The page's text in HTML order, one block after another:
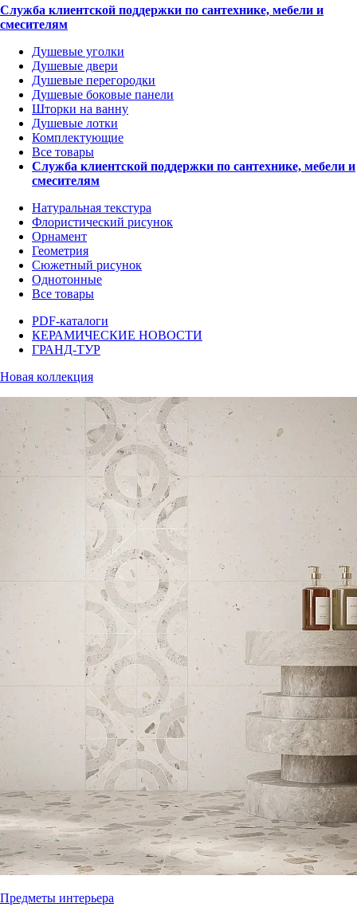
Служба клиентской поддержки по сантехнике, мебели и
смесителям
Душевые уголки
Душевые двери
Душевые перегородки
Душевые боковые панели
Шторки на ванну
Душевые лотки
Комплектующие
Все товары
Служба клиентской поддержки по сантехнике, мебели и
смесителям
Натуральная текстура
Флористический рисунок
Орнамент
Геометрия
Сюжетный рисунок
Однотонные
Все товары
PDF-каталоги
КЕРАМИЧЕСКИЕ НОВОСТИ
ГРАНД-ТУР
Новая коллекция
Предметы интерьера